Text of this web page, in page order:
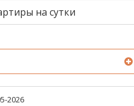
на сутки
2026